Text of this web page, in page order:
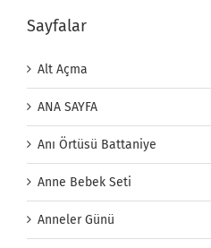
Sayfalar
Alt Açma
ANA SAYFA
Anı Örtüsü Battaniye
Anne Bebek Seti
Anneler Günü